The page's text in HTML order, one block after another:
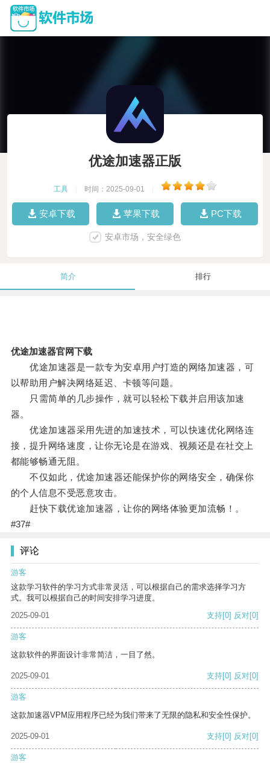
优途加速器正版
工具 时间：2025-09-01
安卓下载 苹果下载 PC下载
安卓市场，安全绿色
简介 排行
优途加速器官网下载
优途加速器是一款专为安卓用户打造的网络加速器，可
以帮助用户解决网络延迟、卡顿等问题。
只需简单的几步操作，就可以轻松下载并启用该加速
器。
优途加速器采用先进的加速技术，可以快速优化网络连
接，提升网络速度，让你无论是在游戏、视频还是在社交上
都能够畅通无阻。
不仅如此，优途加速器还能保护你的网络安全，确保你
的个人信息不受恶意攻击。
赶快下载优途加速器，让你的网络体验更加流畅！。
#37#
评论
游客
这款学习软件的学习方式非常灵活，可以根据自己的需求选择学习方
式。我可以根据自己的时间安排学习进度。
2025-09-01
支持[0] 反对[0]
游客
这款软件的界面设计非常简洁，一目了然。
2025-09-01 支持[0] 反对[0]
游客
这款加速器VPM应用程序已经为我们带来了无限的隐私和安全性保护。
2025-09-01 支持[0] 反对[0]
游客